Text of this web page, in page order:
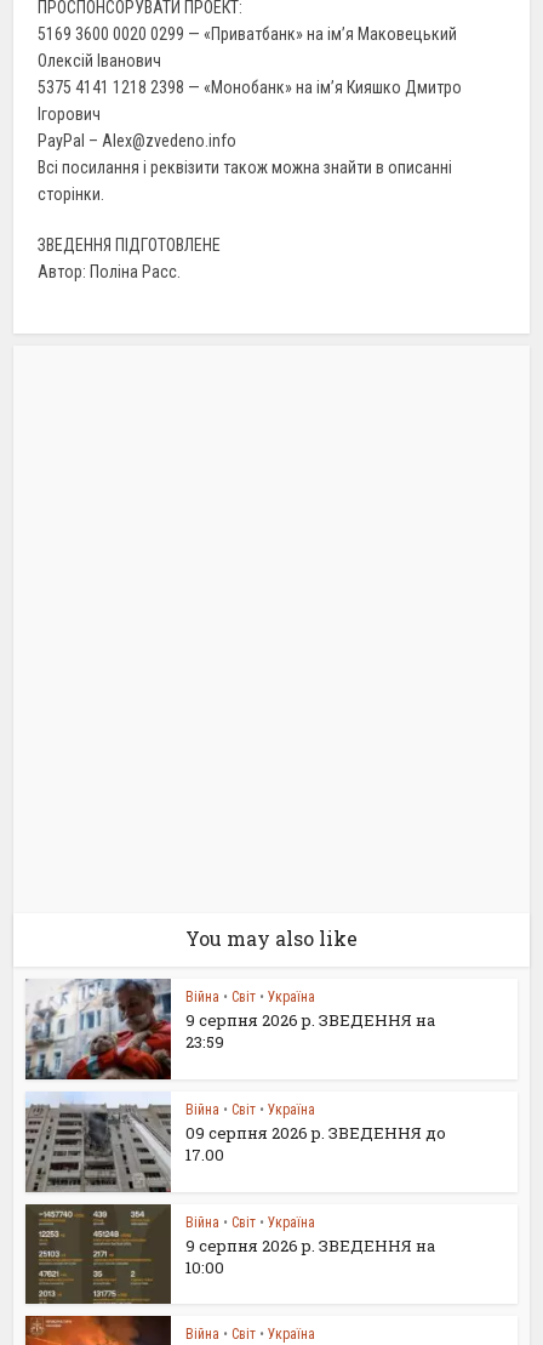
ПРОСПОНСОРУВАТИ ПРОЕКТ:
5169 3600 0020 0299 — «Приватбанк» на ім’я Маковецький
Олексій Іванович
5375 4141 1218 2398 — «Монобанк» на ім’я Кияшко Дмитро
Ігорович
PayPal – Alex@zvedeno.info
Всі посилання і реквізити також можна знайти в описанні
сторінки.
ЗВЕДЕННЯ ПІДГОТОВЛЕНЕ
Автор: Поліна Расс.
You may also like
Війна • Світ • Україна
9 серпня 2026 р. ЗВЕДЕННЯ на
23:59
Війна • Світ • Україна
09 серпня 2026 р. ЗВЕДЕННЯ до
17.00
Війна • Світ • Україна
9 серпня 2026 р. ЗВЕДЕННЯ на
10:00
Війна • Світ • Україна